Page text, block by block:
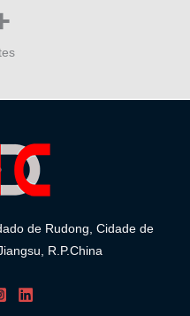
de Rudong, Cidade de
R.P.China